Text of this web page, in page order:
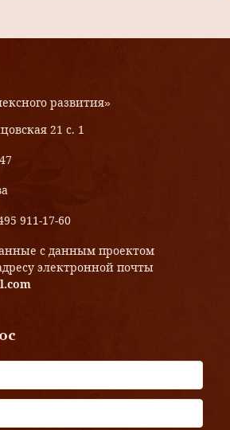
развития»
21 с. 1
911-17-60
с данным проектом
электронной почты